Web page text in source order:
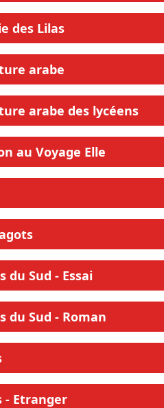
des Lilas
arabe
arabe des lycéens
au Voyage Elle
du Sud - Essai
du Sud - Roman
- Etranger